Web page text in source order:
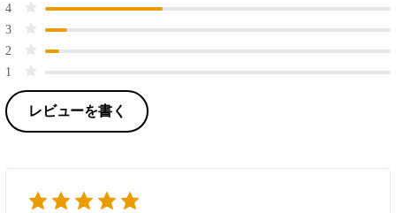
4
3
2
1
レビューを書く